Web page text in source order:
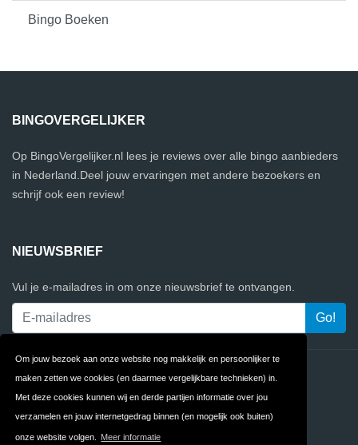
Om jouw bezoek aan onze website nog makkelijk en persoonlijker te
maken zetten we cookies (en daarmee vergelijkbare technieken) in.
Met deze cookies kunnen wij en derde partijen informatie over jou
verzamelen en jouw internetgedrag binnen (en mogelijk ook buiten)
onze website volgen. Meer informatie
Bingo Boeken
BINGOVERGELIJKER
Op BingoVergelijker.nl lees je reviews over alle bingo aanbieders
in Nederland.Deel jouw ervaringen met andere bezoekers en
schrijf ook een review!
NIEUWSBRIEF
Vul je e-mailadres in om onze nieuwsbrief te ontvangen.
Contact Privacy
Algemene FAQ